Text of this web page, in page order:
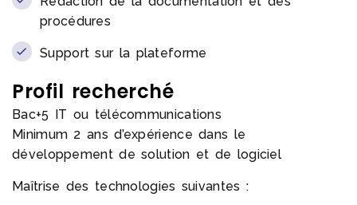
procédures
Support sur la plateforme
Profil recherché
Bac+5 IT ou télécommunications
Minimum 2 ans d’expérience dans le
développement de solution et de logiciel
Maîtrise des technologies suivantes :